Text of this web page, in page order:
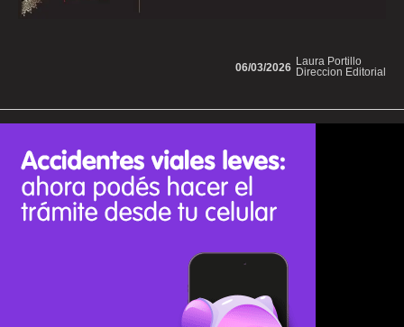
Laura Portillo
Direccion Editorial
06/03/2026